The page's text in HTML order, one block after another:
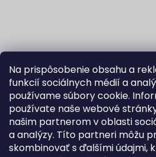
Na prispôsobenie obsahu a
funkcií sociálnych médií a
používame súbory cookie.
používate naše webové
našim partnerom v oblasti
a analýzy. Títo partneri môžu
skombinovať s ďalšími údajmi,
Sledovať na